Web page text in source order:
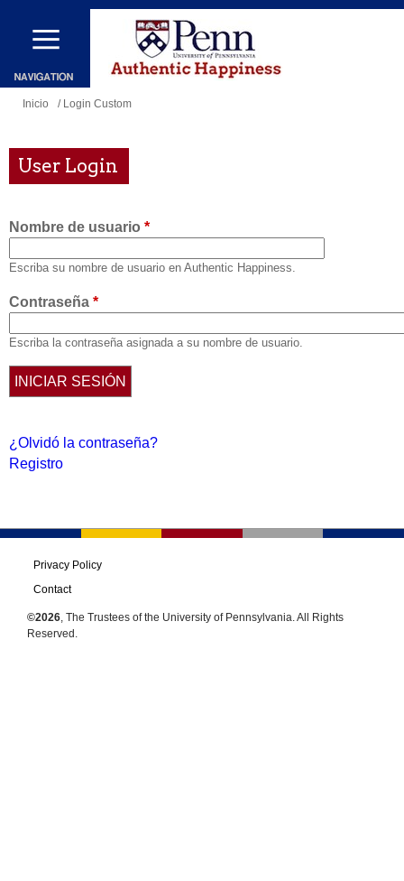
Pasar
contenido
principal
Se
usted
aquí
Inicio / Login Custom
User Login
Nombre de usuario *
Escriba su nombre de usuario en Authentic Happiness.
Contraseña *
Escriba la contraseña asignada a su nombre de usuario.
¿Olvidó la contraseña?
Registro
Privacy Policy
Contact
©2026, The Trustees of the University of Pennsylvania. All Rights
Reserved.